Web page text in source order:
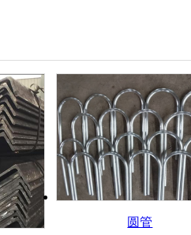
圆管